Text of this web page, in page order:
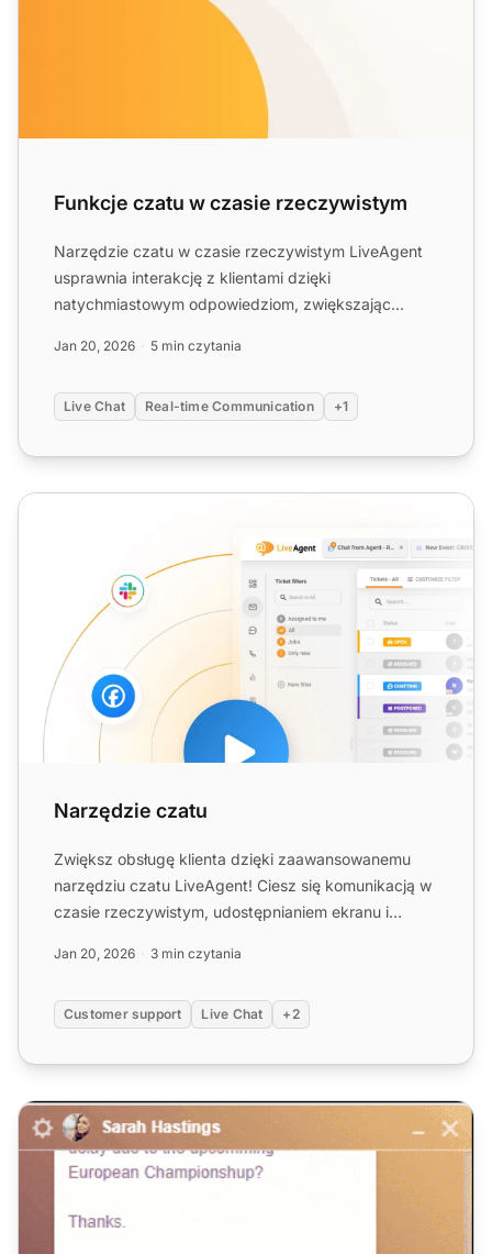
Funkcje czatu w czasie rzeczywistym
Narzędzie czatu w czasie rzeczywistym LiveAgent
usprawnia interakcję z klientami dzięki
natychmiastowym odpowiedziom, zwiększając
Jan 20, 2026 5 min czytania
Live Chat Real-time Communication +1
Narzędzie czatu
Narzędzie czatu
Zwiększ obsługę klienta dzięki zaawansowanemu
narzędziu czatu LiveAgent! Ciesz się komunikacją w
czasie rzeczywistym, udostępnianiem ekranu i
Jan 20, 2026 3 min czytania
Customer support Live Chat +2
Bezpłatne oprogramowanie do czatu na żywo